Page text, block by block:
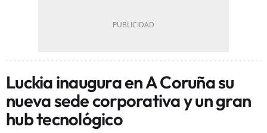
Luckia inaugura en A Coruña su
nueva sede corporativa y un gran
hub tecnológico